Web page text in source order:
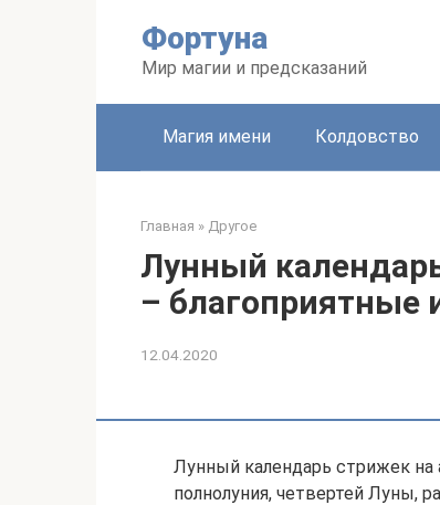
Фортуна
Мир магии и предсказаний
Магия имени Колдовство
Главная » Другое
Лунный
– благоприятные
12.04.2020
Лунный календарь стрижек на
полнолуния, четвертей Луны,